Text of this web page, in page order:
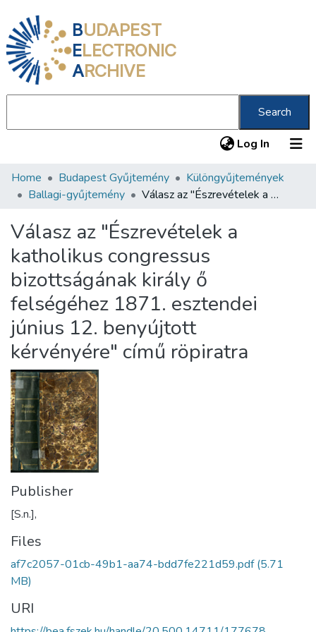
BUDAPEST
ELECTRONIC
ARCHIVE
Search
Log In (current)
Communities & Collections
Statistics
About us
Home Budapest Gyűjtemény
Különgyűjtemények
Ballagi-gyűjtemény
Válasz az "Észrevételek a katholikus congressus bizottságának király ő felségéhez 1871. esztendei június 12. benyújtott kérvényére" című röpiratra
Válasz az "Észrevételek a
katholikus congressus
bizottságának király ő
felségéhez 1871. esztendei
június 12. benyújtott
kérvényére" című röpiratra
Publisher
[S.n.],
Files
af7c2057-01cb-49b1-aa74-bdd7fe221d59.pdf(5.71
MB)
URI